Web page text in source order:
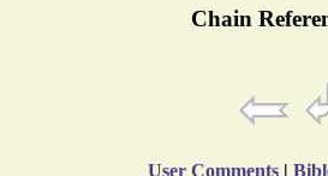
Chain
User Comments |